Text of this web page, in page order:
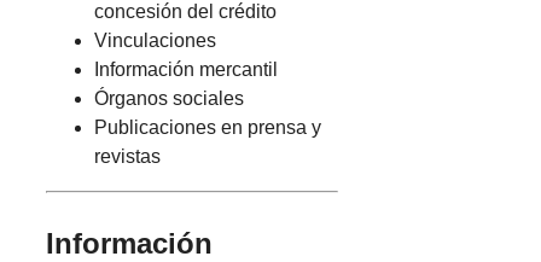
concesión del crédito
Vinculaciones
Información mercantil
Órganos sociales
Publicaciones en prensa y
revistas
Información